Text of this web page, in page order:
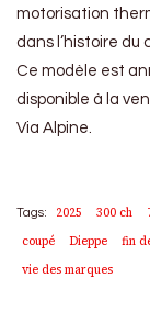
motorisation
dans l’histoire du
Ce modèle est
disponible à la
Via Alpine.
Tags: 2025 300 ch
coupé
Dieppe fin
vie des marques